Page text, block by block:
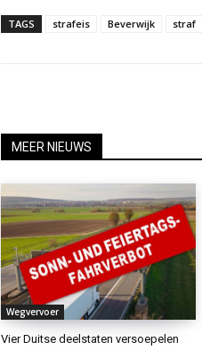
TAGS strafeis Beverwijk straf
MEER NIEUWS
Wegvervoer
Vier Duitse deelstaten versoepelen